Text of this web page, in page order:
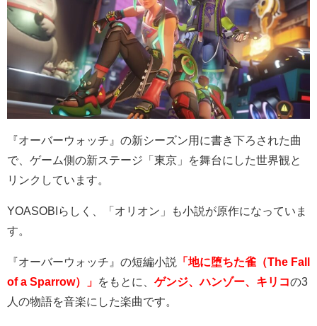
『オーバーウォッチ』の新シーズン用に書き下ろされた曲
で、ゲーム側の新ステージ「東京」を舞台にした世界観と
リンクしています。
YOASOBI らしく、「オリオン」も小説が原作になっていま
す。
『オーバーウォッチ』の短編小説
「地に堕ちた雀（The Fall
of a Sparrow）」
をもとに、 ゲンジ、ハンゾー、キリコの3
人の物語を音楽にした楽曲です。